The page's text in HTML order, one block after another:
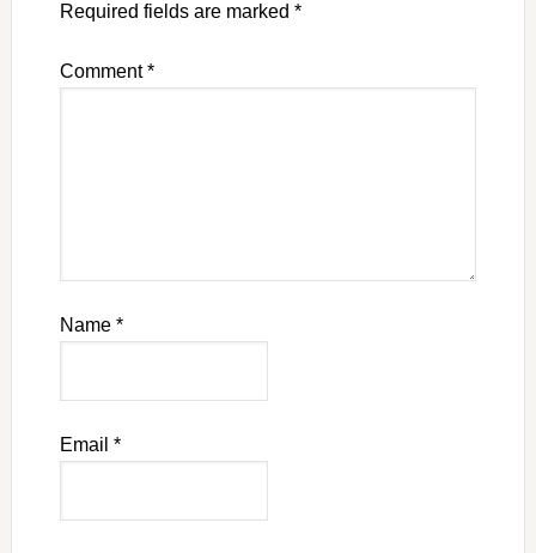
Required fields are marked *
Comment*
Name *
Email *